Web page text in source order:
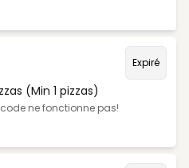
Expiré
(Min 1 pizzas)
ne fonctionne pas!